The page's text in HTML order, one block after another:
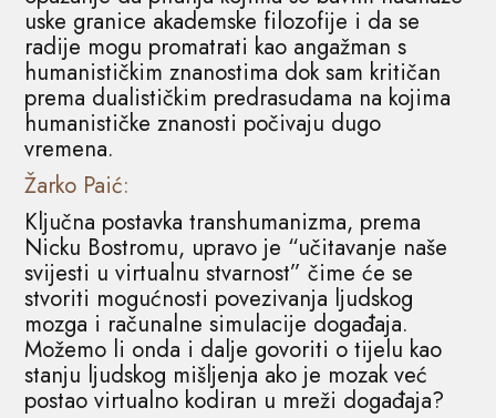
uske granice akademske filozofije i da se
radije mogu promatrati kao angažman s
humanističkim znanostima dok sam kritičan
prema dualističkim predrasudama na kojima
humanističke znanosti počivaju dugo
vremena.
Žarko Paić:
Ključna postavka transhumanizma, prema
Nicku Bostromu, upravo je “učitavanje naše
svijesti u virtualnu stvarnost” čime će se
stvoriti mogućnosti povezivanja ljudskog
mozga i računalne simulacije događaja.
Možemo li onda i dalje govoriti o tijelu kao
stanju ljudskog mišljenja ako je mozak već
postao virtualno kodiran u mreži događaja?